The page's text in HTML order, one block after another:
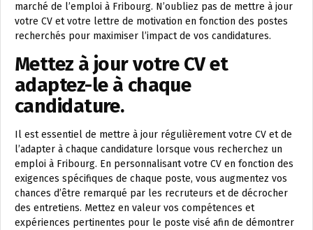
marché de l’emploi à Fribourg. N’oubliez pas de mettre à jour
votre CV et votre lettre de motivation en fonction des postes
recherchés pour maximiser l’impact de vos candidatures.
Mettez à jour votre CV et
adaptez-le à chaque
candidature.
Il est essentiel de mettre à jour régulièrement votre CV et de
l’adapter à chaque candidature lorsque vous recherchez un
emploi à Fribourg. En personnalisant votre CV en fonction des
exigences spécifiques de chaque poste, vous augmentez vos
chances d’être remarqué par les recruteurs et de décrocher
des entretiens. Mettez en valeur vos compétences et
expériences pertinentes pour le poste visé afin de démontrer